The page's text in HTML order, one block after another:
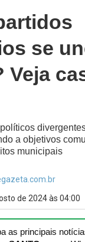
se
Veja
a objetivos
municipais
de 2024 às 04:00
as principais